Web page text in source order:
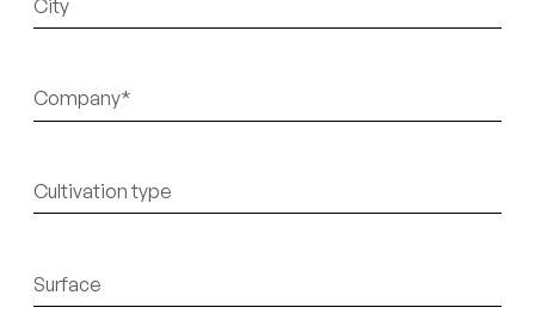
titre
Sans
titre
Sans
titre
Sans
titre